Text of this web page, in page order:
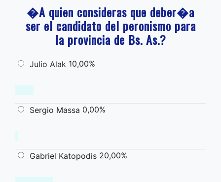
�A quien consideras que deber�a
ser el candidato del peronismo para
la provincia de Bs. As.?
Julio Alak 10,00%
Sergio Massa 0,00%
Gabriel Katopodis 20,00%